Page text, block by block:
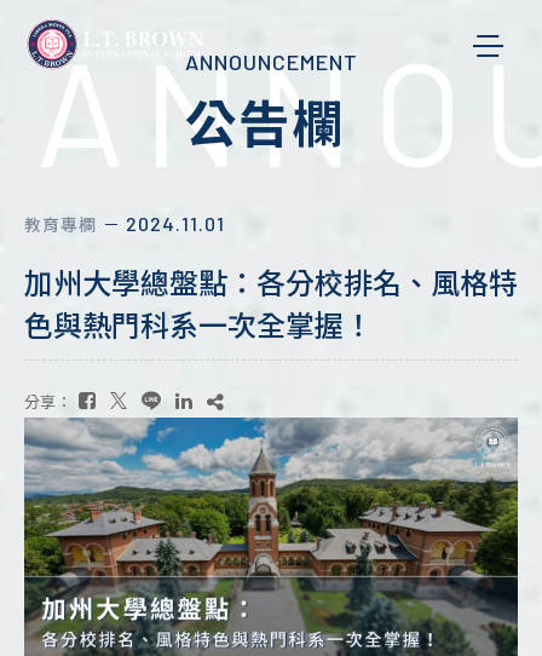
ANNOUNCEMENT
公告欄
教育專欄 － 2024.11.01
加州大學總盤點：各分校排名、風格特
色與熱門科系一次全掌握！
分享：